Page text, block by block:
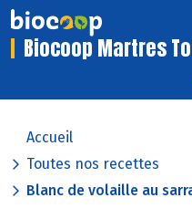
Biocoop Martres
Accueil
Toutes nos recettes
Blanc de volaille au